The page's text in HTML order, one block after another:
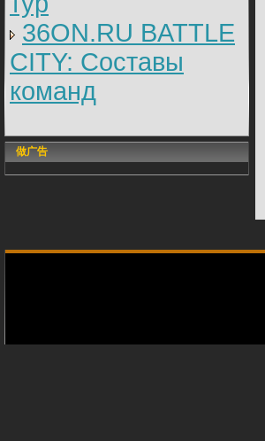
36ON.RU BATTLE
CITY: Составы
команд
做广告